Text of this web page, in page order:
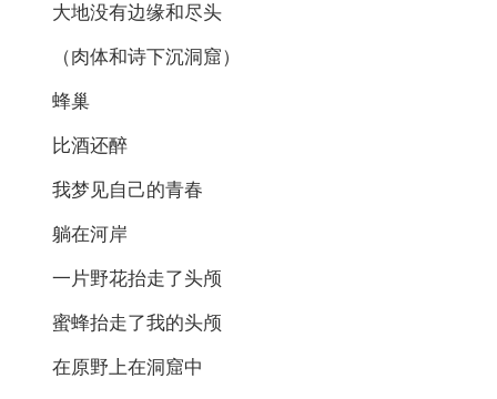
大地没有边缘和尽头
（肉体和诗下沉洞窟）
蜂巢
比酒还醉
我梦见自己的青春
躺在河岸
一片野花抬走了头颅
蜜蜂抬走了我的头颅
在原野上在洞窟中